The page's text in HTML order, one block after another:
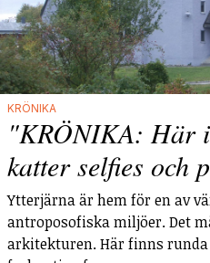
KRÖNIKA
"KRÖNIKA: Här
katter selfies och
Ytterjärna är hem för en av
antroposofiska miljöer. Det
arkitekturen. Här finns